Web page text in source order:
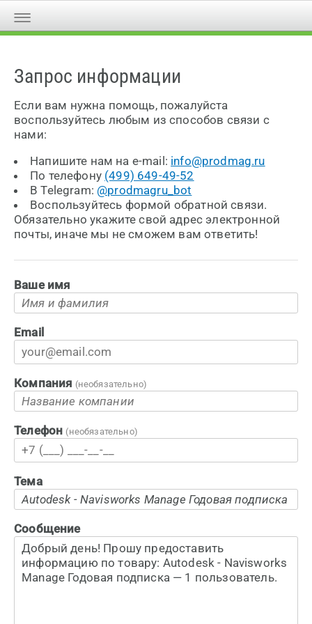
Запрос информации
Если вам нужна помощь, пожалуйста
воспользуйтесь любым из способов связи с
нами:
Напишите нам на e-mail: info@prodmag.ru
По телефону (499) 649-49-52
В Telegram: @prodmagru_bot
Воспользуйтесь формой обратной связи.
Обязательно укажите свой адрес электронной
почты, иначе мы не сможем вам ответить!
Ваше имя
Email
Компания (необязательно)
Телефон (необязательно)
Тема
Сообщение